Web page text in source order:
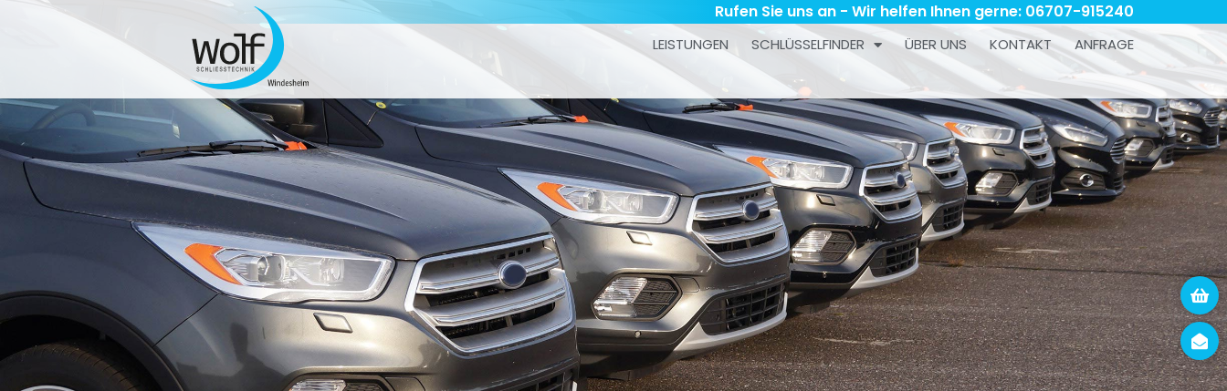
Rufen Sie uns an - Wir helfen Ihnen gerne: 06707-915240
LEISTUNGEN SCHLÜSSELFINDER ÜBER UNS KONTAKT ANFRAGE